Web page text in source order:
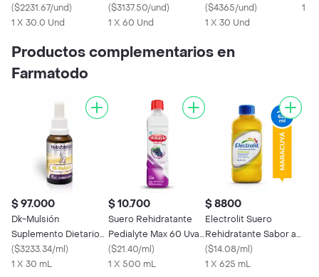
($2231.67/und)
1 X 30.0 Und
($3137.50/und)
1 X 60 Und
Blandas
($4365/und)
1 X 30 Und
1
Productos complementarios en
Farmatodo
$ 97.000
Dk-Mulsión
Suplemento Dietario
Solución Oral
($3233.34/ml)
1 X 30 mL
$ 10.700
Suero Rehidratante
Pedialyte Max 60 Uva
Frasco 500 mL
($21.40/ml)
1 X 500 mL
$ 8800
Electrolit Suero
Rehidratante Sabor a
Maracuyá
($14.08/ml)
1 X 625 mL